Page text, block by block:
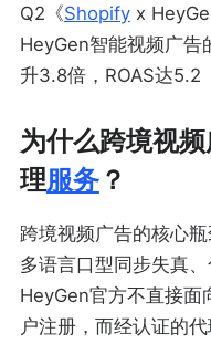
Q2《Shopifyx
HeyGen智能视频广告
升3.8倍，ROAS达5.2
为什么跨境视
理服务？
跨境视频广告的核心
多语言口型同步失真、
HeyGen官方不直接面
户注册，而经认证的